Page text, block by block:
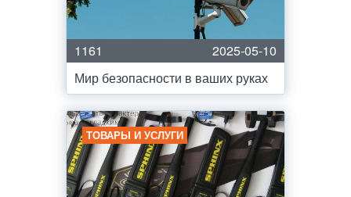
1161
2025-05-10
Мир безопасности в ваших руках
ТОВАРЫ И УСЛУГИ